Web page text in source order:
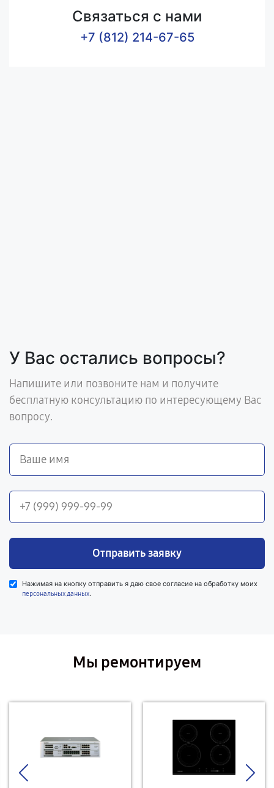
Связаться с нами
+7 (812) 214-67-65
У Вас остались вопросы?
Напишите или позвоните нам и получите
бесплатную консультацию по интересующему Вас
вопросу.
Отправить заявку
Нажимая на кнопку отправить я даю свое согласие на обработку моих
персональных данных.
Мы ремонтируем